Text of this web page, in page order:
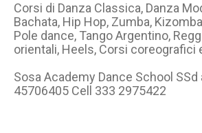
Corsi di Danza Classica, Danza
Bachata, Hip Hop, Zumba,
Pole dance, Tango Argentino,
orientali, Heels, Corsi coreografici
Sosa Academy Dance School SSd
45706405 Cell 333 2975422